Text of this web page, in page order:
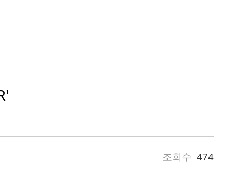
조회수 474